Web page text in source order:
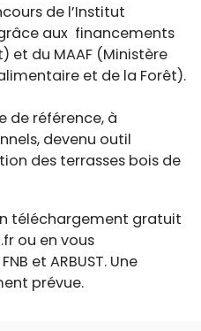
de l’Institut
aux financements
et du MAAF (Ministère
et de la Forêt).
de référence, à
devenu outil
des terrasses bois de
téléchargement gratuit
ou en vous
et ARBUST. Une
prévue.